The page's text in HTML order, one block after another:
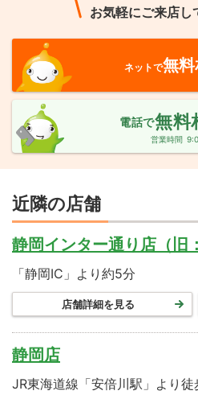
お気軽にご来店し
ネットで無
電話で無料
営業時間
近隣の店舗
静岡インター通り店（旧
「静岡IC」より約5分
店舗詳細を見る
静岡店
JR東海道線「安倍川駅」より徒